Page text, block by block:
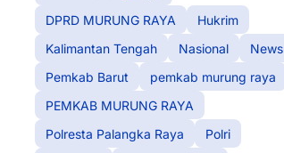
DPRD MURUNG RAYA
Hukrim
Kalimantan Tengah
Nasional
News
Pemkab Barut
pemkab murung raya
PEMKAB MURUNG RAYA
Polresta Palangka Raya
Polri